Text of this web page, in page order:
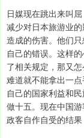
日媒现在跳出来叫
减少对日本旅游业
造成的伤害。他们
自己的错误。这样
了相关规定，那又
难道就不能拿出一
自己的国家利益和
做十五。现在中国
政客自作自受的结果